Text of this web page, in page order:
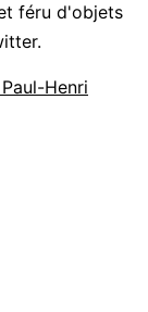
féru d'objets
Henri